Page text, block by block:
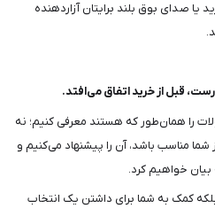
یا صدای بوق بلند برایتان آزاردهنده
قبل از خرید اتفاق می‌افتد.
را همان‌طور که هستند معرفی کنیم؛ نه
شما مناسب باشد، آن را پیشنهاد می‌کنیم و
بیان خواهیم کرد.
کمک به شما برای داشتن یک انتخاب